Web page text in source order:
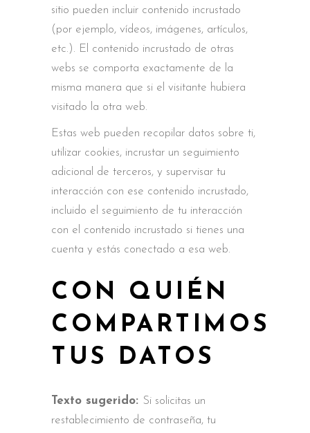
sitio pueden incluir contenido incrustado
(por ejemplo, vídeos, imágenes, artículos,
etc.). El contenido incrustado de otras
webs se comporta exactamente de la
misma manera que si el visitante hubiera
visitado la otra web.
Estas web pueden recopilar datos sobre ti,
utilizar cookies, incrustar un seguimiento
adicional de terceros, y supervisar tu
interacción con ese contenido incrustado,
incluido el seguimiento de tu interacción
con el contenido incrustado si tienes una
cuenta y estás conectado a esa web.
CON QUIÉN
COMPARTIMOS
TUS DATOS
Texto sugerido: Si solicitas un
restablecimiento de contraseña, tu